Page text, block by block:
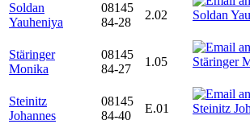
Soldan
Yauheniya
08145
84-28
2.02
Stäringer
Monika
08145
84-27
1.05
Steinitz
Johannes
08145
84-40
E.01